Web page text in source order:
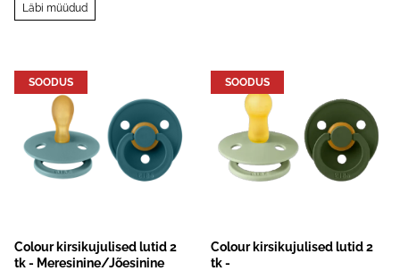
Läbi müüdud
SOODUS
Colour kirsikujulised lutid 2
tk - Meresinine/Jõesinine
SOODUS
Colour kirsikujulised lutid 2
tk -